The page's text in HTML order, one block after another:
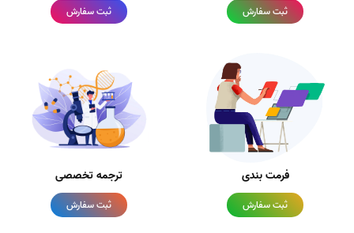
ثبت سفارش ثبت سفارش
فرمت بندی
ثبت سفارش
ترجمه تخصصی
ثبت سفارش